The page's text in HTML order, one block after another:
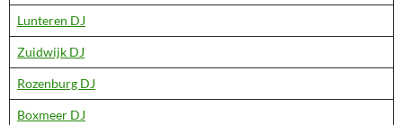
Lunteren DJ
Zuidwijk DJ
Rozenburg DJ
Boxmeer DJ